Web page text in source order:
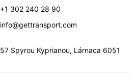
+1 302 240 28 90
info@gettransport.com
57 Spyrou Kyprianou, Lárnaca 6051